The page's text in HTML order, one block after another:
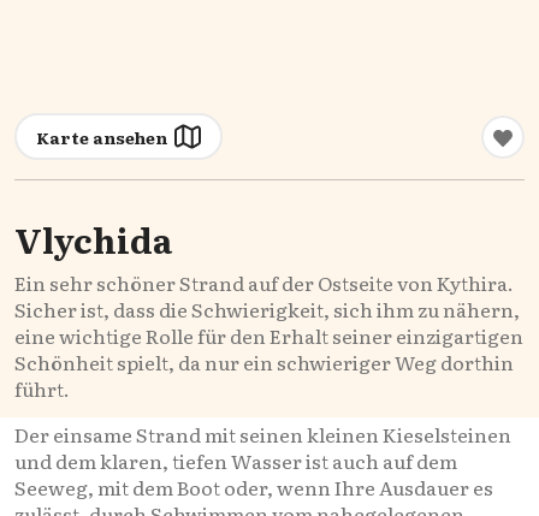
Karte ansehen
Vlychida
Ein sehr schöner Strand auf der Ostseite von Kythira.
Sicher ist, dass die Schwierigkeit, sich ihm zu nähern,
eine wichtige Rolle für den Erhalt seiner einzigartigen
Schönheit spielt, da nur ein schwieriger Weg dorthin
führt.
Der einsame Strand mit seinen kleinen Kieselsteinen
und dem klaren, tiefen Wasser ist auch auf dem
Seeweg, mit dem Boot oder, wenn Ihre Ausdauer es